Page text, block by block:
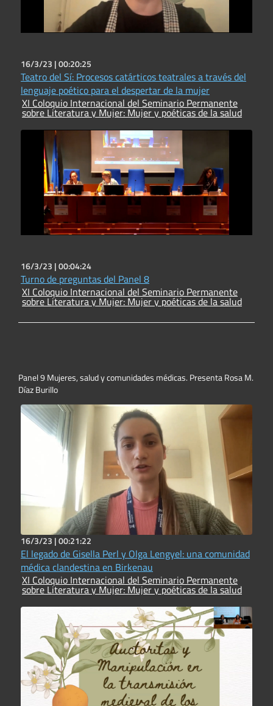
16/3/23 |00:20:25
Teatro del Sí: Procesos catárticos teatrales a través del
lenguaje poético para el despertar de la mujer
XI Coloquio Internacional del Seminario Permanente
sobre Literatura y Mujer: Mujer y poéticas de la salud
16/3/23 |00:04:24
Turno de preguntas del Panel 8
XI Coloquio Internacional del Seminario Permanente
sobre Literatura y Mujer: Mujer y poéticas de la salud
Panel 9 Mujeres, salud y comunidades médicas. Presenta Rosa M.
Díaz Burillo
16/3/23 |00:21:22
El legado de Gisella Perl y Olga Lengyel: una comunidad
médica clandestina en Birkenau
XI Coloquio Internacional del Seminario Permanente
sobre Literatura y Mujer: Mujer y poéticas de la salud